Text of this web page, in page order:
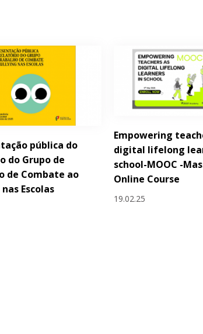
pública do
do Grupo de
de Combate ao
Escolas
Empowering
digital lifelong
school-MOOC -
Online Course
19.02.25